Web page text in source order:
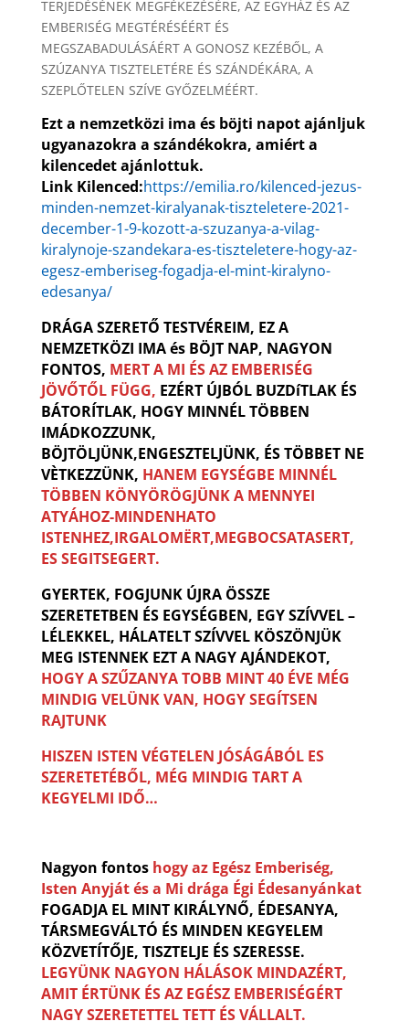
Ezt a nemzetközi ima és böjti napot ajánljuk
ugyanazokra a szándékokra, amiért a
kilencedet ajánlottuk.
Link Kilenced:https://emilia.ro/kilenced-jezus-
minden-nemzet-kiralyanak-tiszteletere-2021-
december-1-9-kozott-a-szuzanya-a-vilag-
kiralynoje-szandekara-es-tiszteletere-hogy-az-
egesz-emberiseg-fogadja-el-mint-kiralyno-
edesanya/
DRÁGA SZERETŐ TESTVÉREIM, EZ A
NEMZETKÖZI IMA és BÖJT NAP, NAGYON
FONTOS, MERT A MI ÉS AZ EMBERISÉG
JÖVŐTŐL FÜGG, EZÉRT ÚJBÓL BUZDíTLAK ÉS
BÁTORÍTLAK, HOGY MINNÉL TÖBBEN
IMÁDKOZZUNK,
BÖJTÖLJÜNK,ENGESZTELJÜNK, ÉS TÖBBET NE
VÈTKEZZÜNK, HANEM EGYSÉGBE MINNÉL
TÖBBEN KÖNYÖRÖGJÜNK A MENNYEI
ATYÁHOZ-MINDENHATO
ISTENHEZ,IRGALOMËRT,MEGBOCSATASERT,
ES SEGITSEGERT.
GYERTEK, FOGJUNK ÚJRA ÖSSZE
SZERETETBEN ÉS EGYSÉGBEN, EGY SZÍVVEL –
LÉLEKKEL, HÁLATELT SZÍVVEL KÖSZÖNJÜK
MEG ISTENNEK EZT A NAGY AJÁNDEKOT,
HOGY A SZŰZANYA TOBB MINT 40 ÉVE MÉG
MINDIG VELÜNK VAN, HOGY SEGÍTSEN
RAJTUNK
HISZEN ISTEN VÉGTELEN JÓSÁGÁBÓL ES
SZERETETÉBŐL, MÉG MINDIG TART A
KEGYELMI IDŐ…
Nagyon fontos hogy az Egész Emberiség,
Isten Anyját és a Mi drága Égi Édesanyánkat
FOGADJA EL MINT KIRÁLYNŐ, ÉDESANYA,
TÁRSMEGVÁLTÓ ÉS MINDEN KEGYELEM
KÖZVETÍTŐJE, TISZTELJE ÉS SZERESSE.
LEGYÜNK NAGYON HÁLÁSOK MINDAZÉRT,
AMIT ÉRTÜNK ÉS AZ EGÉSZ EMBERISÉGÉRT
NAGY SZERETETTEL TETT ÉS VÁLLALT.